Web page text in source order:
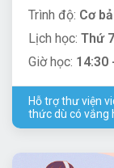
Trình độ: Cơ
Lịch học: Thứ
Giờ học: 14:30
Hỗ trợ thư viện
thức dù có vắng